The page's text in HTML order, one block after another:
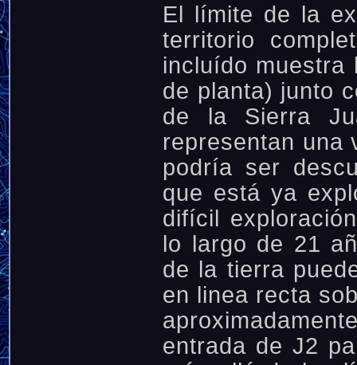
El límite de la
territorio
incluído
de planta) junto
de la Sierra
representan una
podría ser
que está ya
difícil
lo largo de 21
de la tierra
en linea recta
entrada de J2